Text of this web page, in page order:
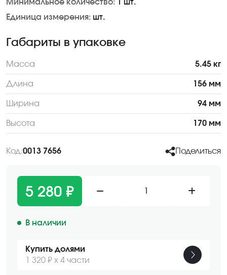
Минимальное количество: 1 шт.
Единица измерения: шт.
Габариты в упаковке
Масса 5.45 кг
Длина 156 мм
Ширина 94 мм
Высота 170 мм
Код:0013 7656 Поделиться
5 280 ₽
В наличии
Купить долями
1 320 ₽ х 4 части